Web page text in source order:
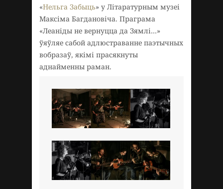
«Нельга Забыць» у Літаратурным музеі
Максіма Багдановіча. Праграма
«Леаніды не вернуцца да Зямлі…»
ўяўляе сабой адлюстраванне паэтычных
вобразаў, якімі прасякнуты
аднайменны раман.